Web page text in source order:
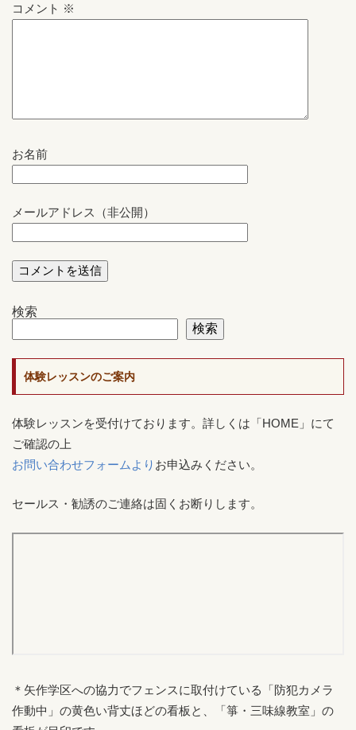
コメント ※
お名前
メールアドレス（非公開）
検索
検索
体験レッスンのご案内
体験レッスンを受付けております。詳しくは「HOME」にて
ご確認の上
お問い合わせフォームより お申込みください。
セールス・勧誘のご連絡は固くお断りします。
＊矢作学区への協力でフェンスに取付けている「防犯カメラ
作動中」の黄色い背丈ほどの看板と、「箏・三味線教室」の